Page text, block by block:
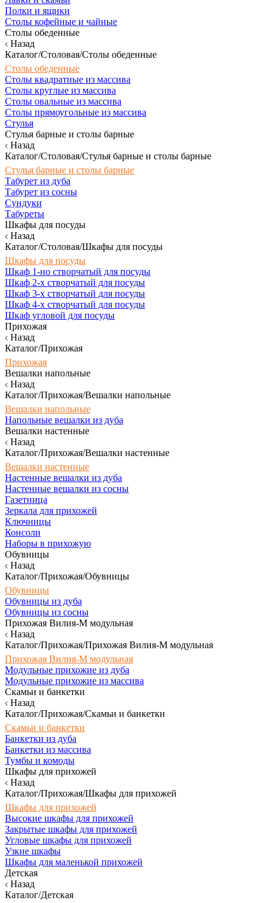
Полки и ящики
Столы кофейные и чайные
Столы обеденные
Назад
Каталог/Столовая/Столы обеденные
Столы обеденные
Столы квадратные из массива
Столы круглые из массива
Столы овальные из массива
Столы прямоугольные из массива
Стулья
Стулья барные и столы барные
Назад
Каталог/Столовая/Стулья барные и столы барные
Стулья барные и столы барные
Табурет из дуба
Табурет из сосны
Сундуки
Табуреты
Шкафы для посуды
Назад
Каталог/Столовая/Шкафы для посуды
Шкафы для посуды
Шкаф 1-но створчатый для посуды
Шкаф 2-х створчатый для посуды
Шкаф 3-х створчатый для посуды
Шкаф 4-х створчатый для посуды
Шкаф угловой для посуды
Прихожая
Назад
Каталог/Прихожая
Прихожая
Вешалки напольные
Назад
Каталог/Прихожая/Вешалки напольные
Вешалки напольные
Напольные вешалки из дуба
Вешалки настенные
Назад
Каталог/Прихожая/Вешалки настенные
Вешалки настенные
Настенные вешалки из дуба
Настенные вешалки из сосны
Газетница
Зеркала для прихожей
Ключницы
Консоли
Наборы в прихожую
Обувницы
Назад
Каталог/Прихожая/Обувницы
Обувницы
Обувницы из дуба
Обувницы из сосны
Прихожая Вилия-М модульная
Назад
Каталог/Прихожая/Прихожая Вилия-М модульная
Прихожая Вилия-М модульная
Модульные прихожие из дуба
Модульные прихожие из массива
Скамьи и банкетки
Назад
Каталог/Прихожая/Скамьи и банкетки
Скамьи и банкетки
Банкетки из дуба
Банкетки из массива
Тумбы и комоды
Шкафы для прихожей
Назад
Каталог/Прихожая/Шкафы для прихожей
Шкафы для прихожей
Высокие шкафы для прихожей
Закрытые шкафы для прихожей
Угловые шкафы для прихожей
Узкие шкафы
Шкафы для маленькой прихожей
Детская
Назад
Каталог/Детская